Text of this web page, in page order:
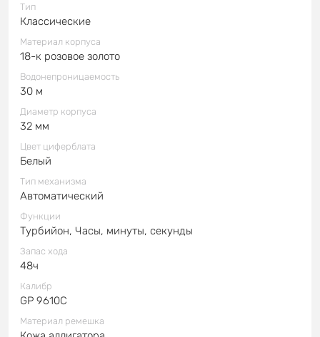
Тип
Классические
Материал корпуса
18-к розовое золото
Водонепроницаемость
30 м
Диаметр корпуса
32 мм
Цвет циферблата
Белый
Тип механизма
Автоматический
Функции
Турбийон, Часы, минуты, секунды
Запас хода
48ч
Калибр
GP 9610C
Материал ремешка